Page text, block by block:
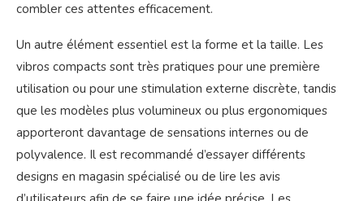
combler ces attentes efficacement.
Un autre élément essentiel est la forme et la taille. Les
vibros compacts sont très pratiques pour une première
utilisation ou pour une stimulation externe discrète, tandis
que les modèles plus volumineux ou plus ergonomiques
apporteront davantage de sensations internes ou de
polyvalence. Il est recommandé d’essayer différents
designs en magasin spécialisé ou de lire les avis